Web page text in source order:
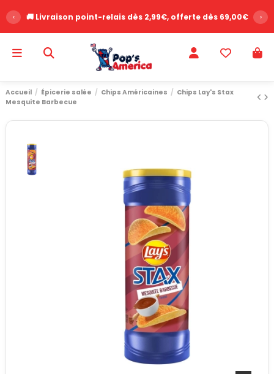
‹ 🚚 Livraison point-relais dès 2,99€, offerte dès 69,00€ ›
Accueil Épicerie salée Chips Américaines
Chips Lay's Stax
Mesquite Barbecue